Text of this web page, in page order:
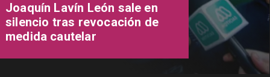
Joaquín Lavín León sale en
silencio tras revocación de
medida cautelar